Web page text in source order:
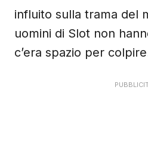
influito sulla trama del
uomini di Slot non
c’era spazio per